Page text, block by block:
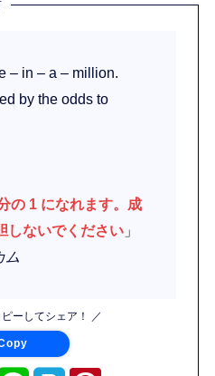
– in – a – million.
by the odds to
の 1 になれます。成
しないでください 」
ム
ーしてシェア！ ／